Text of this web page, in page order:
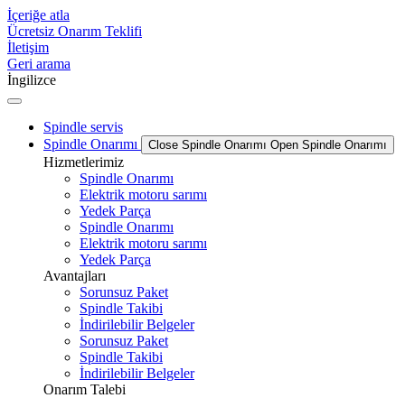
İçeriğe atla
Ücretsiz Onarım Teklifi
İletişim
Geri arama
İngilizce
Spindle servis
Spindle Onarımı
Close Spindle Onarımı Open Spindle Onarımı
Hizmetlerimiz
Spindle Onarımı
Elektrik motoru sarımı
Yedek Parça
Spindle Onarımı
Elektrik motoru sarımı
Yedek Parça
Avantajları
Sorunsuz Paket
Spindle Takibi
İndirilebilir Belgeler
Sorunsuz Paket
Spindle Takibi
İndirilebilir Belgeler
Onarım Talebi